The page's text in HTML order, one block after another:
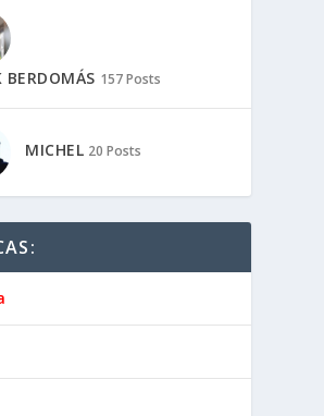
BERDOMÁS 157 Posts
MICHEL 20 Posts